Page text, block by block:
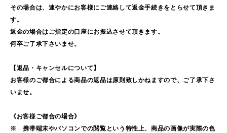
その場合は、速やかにお客様にご連絡して返金手続きをとらせて頂きま
す。
返金の場合はご指定の口座にお振込させて頂きます。
何卒ご了承下さいませ。
【返品・キャンセルについて】
お客様のご都合による商品の返品は原則致しかねますので、ご了承下さ
いませ。
《お客様ご都合の場合》
※ 携帯端末やパソコンでの閲覧という特性上、商品の画像が実際の色